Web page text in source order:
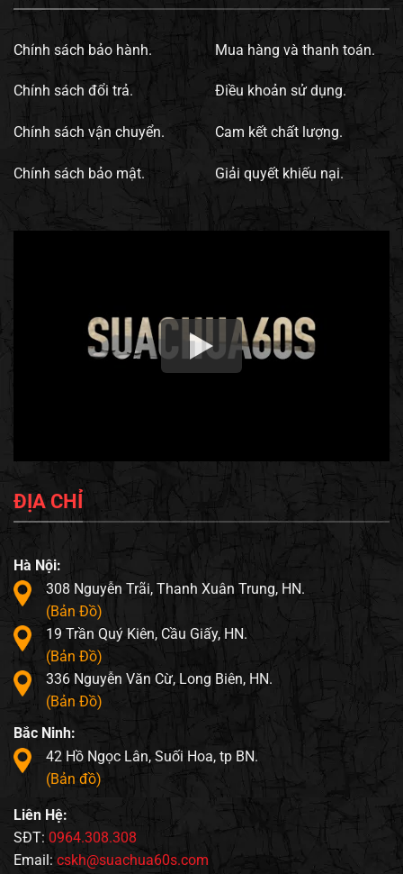
Chính sách bảo hành.
Chính sách đổi trả.
Chính sách vận chuyển.
Chính sách bảo mật.
Mua hàng và thanh toán.
Điều khoản sử dụng.
Cam kết chất lượng.
Giải quyết khiếu nại.
ĐỊA CHỈ
Hà Nội:
308 Nguyễn Trãi, Thanh Xuân Trung, HN.
(Bản Đồ)
19 Trần Quý Kiên, Cầu Giấy, HN.
(Bản Đồ)
336 Nguyễn Văn Cừ, Long Biên, HN.
(Bản Đồ)
Bắc Ninh:
42 Hồ Ngọc Lân, Suối Hoa, tp BN.
(Bản đồ)
Liên Hệ:
SĐT: 0964.308.308
Email: cskh@suachua60s.com